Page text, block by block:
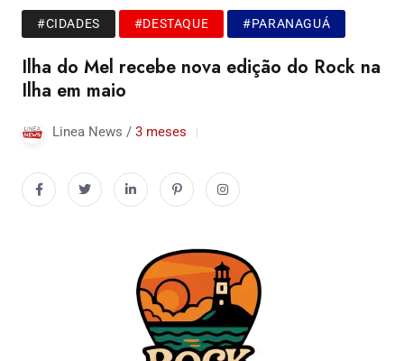
#CIDADES #DESTAQUE #PARANAGUÁ
Ilha do Mel recebe nova edição do Rock na
Ilha em maio
Linea News / 3 meses